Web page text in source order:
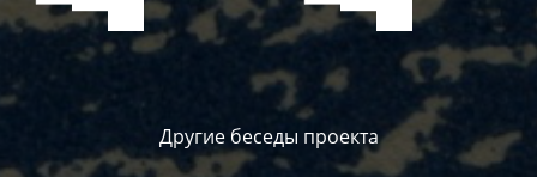
Другие беседы проекта